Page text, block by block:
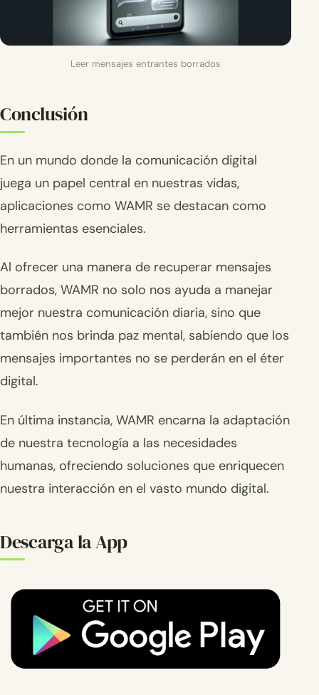
Leer mensajes entrantes borrados
Conclusión
En un mundo donde la comunicación digital
juega un papel central en nuestras vidas,
aplicaciones como WAMR se destacan como
herramientas esenciales.
Al ofrecer una manera de recuperar mensajes
borrados, WAMR no solo nos ayuda a manejar
mejor nuestra comunicación diaria, sino que
también nos brinda paz mental, sabiendo que los
mensajes importantes no se perderán en el éter
digital.
En última instancia, WAMR encarna la adaptación
de nuestra tecnología a las necesidades
humanas, ofreciendo soluciones que enriquecen
nuestra interacción en el vasto mundo digital.
Descarga la App